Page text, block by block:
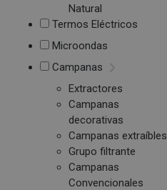
Natural
Termos Eléctricos
Microondas
Campanas
Extractores
Campanas
decorativas
Campanas extraíbles
Grupo filtrante
Campanas
Convencionales